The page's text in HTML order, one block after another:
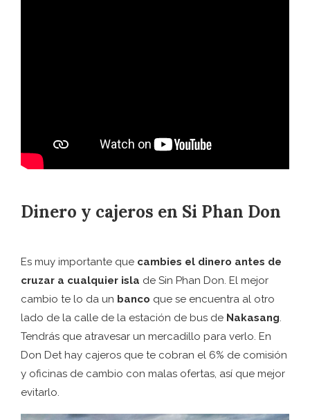
Dinero y cajeros en Si Phan Don
Es muy importante que cambies el dinero antes de
cruzar a cualquier isla de Sin Phan Don. El mejor
cambio te lo da un banco que se encuentra al otro
lado de la calle de la estación de bus de Nakasang.
Tendrás que atravesar un mercadillo para verlo. En
Don Det hay cajeros que te cobran el 6% de comisión
y oficinas de cambio con malas ofertas, así que mejor
evitarlo.